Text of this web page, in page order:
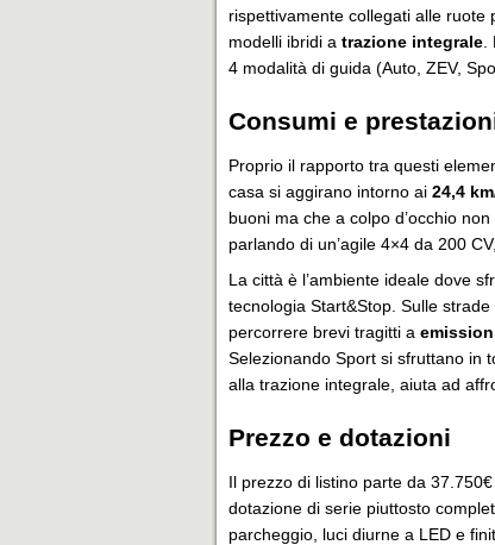
rispettivamente collegati alle ruote
modelli ibridi a trazione integrale
4 modalità di guida (Auto, ZEV,
Consumi e
Proprio il rapporto tra questi
casa si aggirano intorno ai 24,4
buoni ma che a colpo d’occhio
parlando di un’agile 4×4 da 200
La città è l’ambiente ideale dove
tecnologia Start&Stop. Sulle
percorrere brevi tragitti a
Selezionando Sport si sfruttano in
alla trazione integrale, aiuta ad
Prezzo e dotazioni
Il prezzo di listino parte da
dotazione di serie piuttosto
parcheggio, luci diurne a LED e